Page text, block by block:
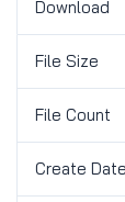
Download
File Size
File Count
Create Date